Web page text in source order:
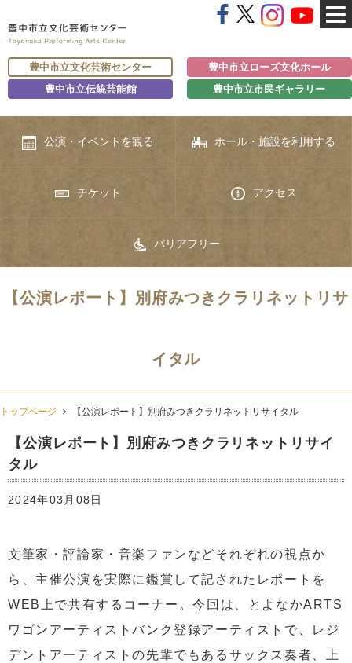
豊中市立文化芸術センター
豊中市立ローズ文化ホール
豊中市立伝統芸能館
豊中市立市民ギャラリー
公演・イベントを観る ホール・施設を利用する
チケット アクセス
バリアフリー
【公演レポート】別府みつきクラリネットリサ
イタル
トップページ 【公演レポート】別府みつきクラリネットリサイタル
【公演レポート】別府みつきクラリネットリサイ
タル
2024年03月08日
文筆家・評論家・音楽ファンなどそれぞれの視点か
ら、主催公演を実際に鑑賞して記されたレポートを
WEB上で共有するコーナー。今回は、とよなかARTS
ワゴンアーティストバンク登録アーティストで、レジ
デントアーティストの先輩でもあるサックス奏者、上